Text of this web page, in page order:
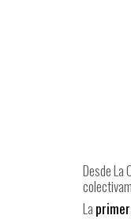
Desde La
La